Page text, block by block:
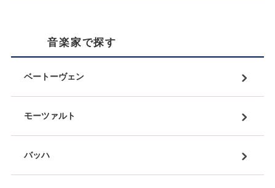
音楽家で探す
ベートーヴェン
モーツァルト
バッハ